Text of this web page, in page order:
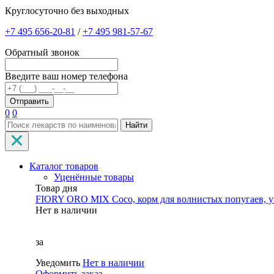
Круглосуточно без выходных
+7 495 656-20-81 /+7 495 981-57-67
Обратный звонок
Введите ваш номер телефона
0 0
Найти
Каталог товаров
Уценённые товары
Товар дня
FIORY ORO MIX Coco, корм для волнистых попугаев,
Нет в наличии
за
Уведомить Нет в наличии